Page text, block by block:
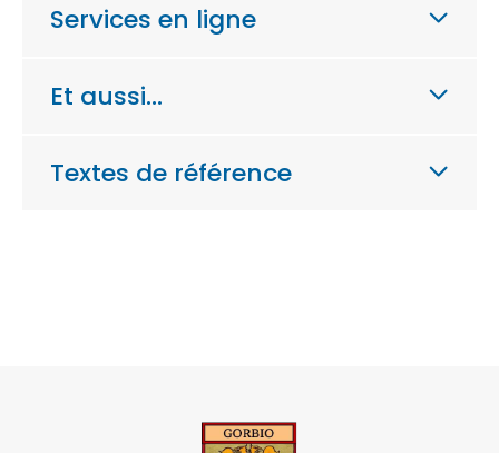
Services en ligne
Et aussi…
Textes de référence